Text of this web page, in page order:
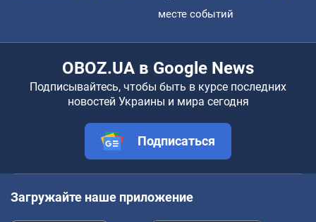
месте событий
OBOZ.UA в Google News
Подписывайтесь, чтобы быть в курсе последних
новостей Украины и мира сегодня
Подписаться
Загружайте наше приложение